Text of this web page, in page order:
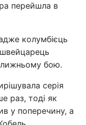
перейшла в
колумбієць
бою.
серія
раз, тоді як
у поперечину, а